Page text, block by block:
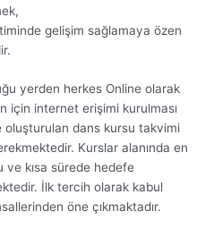
gelişim sağlamaya özen
yerden herkes Online olarak
için internet erişimi kurulması
oluşturulan dans kursu takvimi
Kurslar alanında en
ve kısa sürede hedefe
İlk tercih olarak kabul
öne çıkmaktadır.